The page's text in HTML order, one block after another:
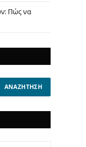
Πώς να